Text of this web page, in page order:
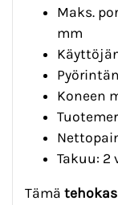
Maks.
mm
Koneen
Takuu: 2
Tämä